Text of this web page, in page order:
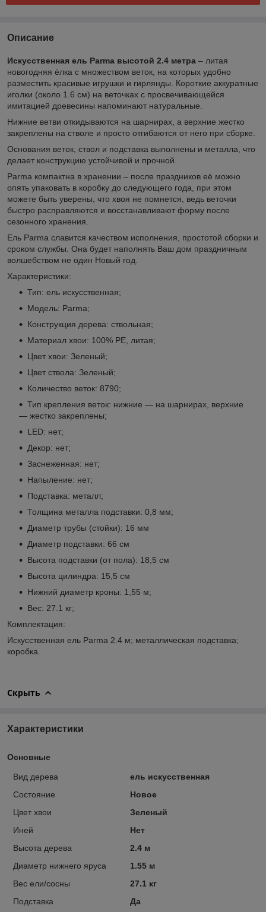
Описание
Искусственная ель Parma высотой 2.4 метра – литая
новогодняя ёлка с множеством веток, на которых удобно
разместить красивые игрушки и гирлянды. Короткие аккуратные
иголки (около 1.6 см) на веточках с просвечивающейся
имитацией древесины напоминают натуральные.
Нижние ветви откидываются на шарнирах, а верхние жестко
закреплены на стволе и просто отгибаются от него при сборке.
Основания веток, ствол и подставка выполнены и металла, что
делает конструкцию устойчивой и прочной.
Parma компактна в хранении – после праздников её можно
опять упаковать в коробку до следующего года, при этом
можете быть уверены, что хвоя не помнется, ведь веточки
быстро расправляются и восстанавливают форму после
сезонного хранения.
Ель Parma славится качеством исполнения, простотой сборки и
сроком службы. Она будет наполнять Ваш дом праздничным
волшебством не один Новый год.
Характеристики:
Тип: ель искусственная;
Модель: Parma;
Конструкция дерева: ствольная;
Материал хвои: 100% PE, литая;
Цвет хвои: Зеленый;
Цвет ствола: Зеленый;
Количество веток: 8790;
Тип крепления веток: нижние — на шарнирах, верхние
— жестко закреплены;
LED: нет;
Декор: нет;
Заснеженная: нет;
Напыление: нет;
Подставка: металл;
Толщина металла подставки: 0,8 мм;
Диаметр трубы (стойки): 16 мм
Диаметр подставки: 66 см
Высота подставки (от пола): 18,5 см
Высота цилиндра: 15,5 см
Нижний диаметр кроны: 1,55 м;
Вес: 27.1 кг;
Комплектация:
Искусственная ель Parma 2.4 м; металлическая подставка;
коробка.
Скрыть
Характеристики
Основные
Вид дерева
ель искусственная
Состояние
Новое
Цвет хвои
Зеленый
Иней
Нет
Высота дерева
2.4 м
Диаметр нижнего яруса
1.55 м
Вес ели/сосны
27.1 кг
Подставка
Да